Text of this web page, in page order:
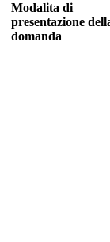
Modalita di
presentazione
domanda